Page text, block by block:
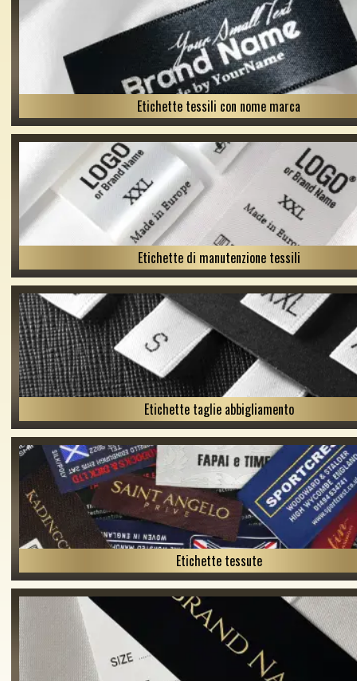
Etichette tessili con nome marca
Etichette di manutenzione tessili
Etichette taglie abbigliamento
Etichette tessute